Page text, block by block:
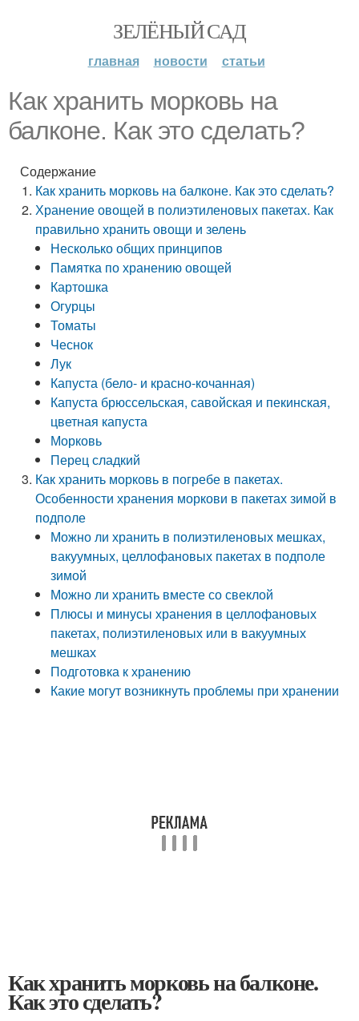
ЗЕЛЁНЫЙ САД
главная новости статьи
Как хранить морковь на
балконе. Как это сделать?
Содержание
Как хранить морковь на балконе. Как это сделать?
Хранение овощей в полиэтиленовых пакетах. Как
правильно хранить овощи и зелень
Несколько общих принципов
Памятка по хранению овощей
Картошка
Огурцы
Томаты
Чеснок
Лук
Капуста (бело- и красно-кочанная)
Капуста брюссельская, савойская и пекинская,
цветная капуста
Морковь
Перец сладкий
Как хранить морковь в погребе в пакетах.
Особенности хранения моркови в пакетах зимой в
подполе
Можно ли хранить в полиэтиленовых мешках,
вакуумных, целлофановых пакетах в подполе
зимой
Можно ли хранить вместе со свеклой
Плюсы и минусы хранения в целлофановых
пакетах, полиэтиленовых или в вакуумных
мешках
Подготовка к хранению
Какие могут возникнуть проблемы при хранении
Как хранить морковь на балконе.
Как это сделать?